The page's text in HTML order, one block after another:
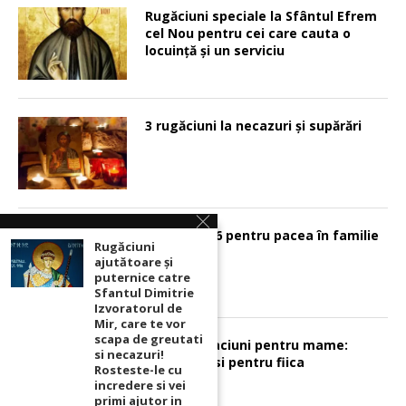
Rugăciuni speciale la Sfântul Efrem
cel Nou pentru cei care cauta o
locuinţă şi un serviciu
3 rugăciuni la necazuri și supărări
Psalmul 126 pentru pacea în familie
Sunt 2 rugaciuni pentru mame:
pentru fiu si pentru fiica
Rugăciuni
ajutătoare și
puternice catre
Sfantul Dimitrie
Izvoratorul de
Mir, care te vor
scapa de greutati
si necazuri!
Rosteste-le cu
incredere si vei
primi ajutor in